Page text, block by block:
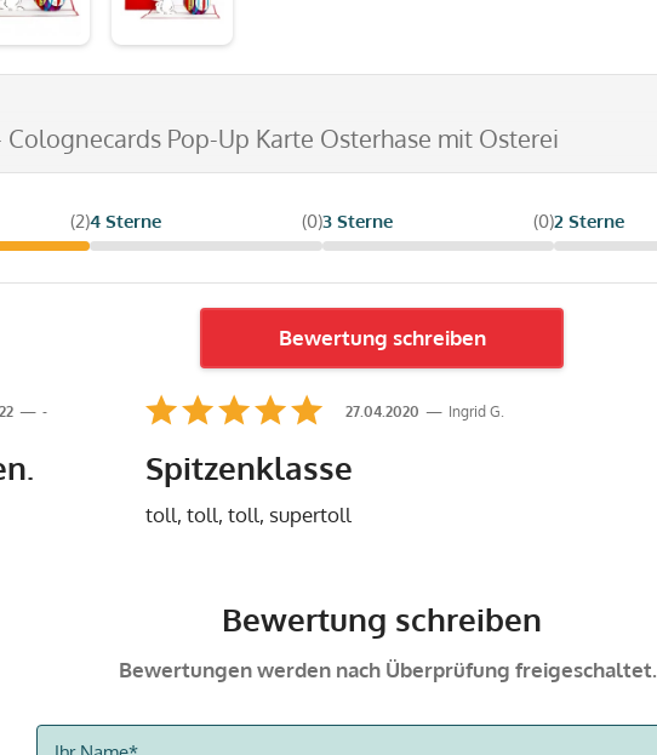
Colognecards Pop-Up Karte Osterhase mit Osterei
(2)4 Sterne (0)3 Sterne (0)2 Sterne
Bewertung schreiben
- Ingrid G.
27.04.2020
Spitzenklasse
toll, toll, toll, supertoll
Bewertung schreiben
Bewertungen werden nach Überprüfung freigeschaltet.